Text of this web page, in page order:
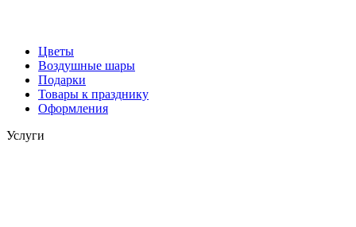
Цветы
Воздушные шары
Подарки
Товары к празднику
Оформления
Услуги